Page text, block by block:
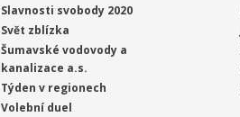
Slavnosti svobody 2020
Svět zblízka
Šumavské vodovody a
kanalizace a.s.
Týden v regionech
Volební duel